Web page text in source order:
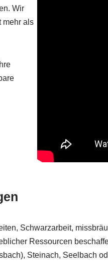
Wir
mehr als
Schwarzarbeit,
Ressourcen
Steinach, Seelbach